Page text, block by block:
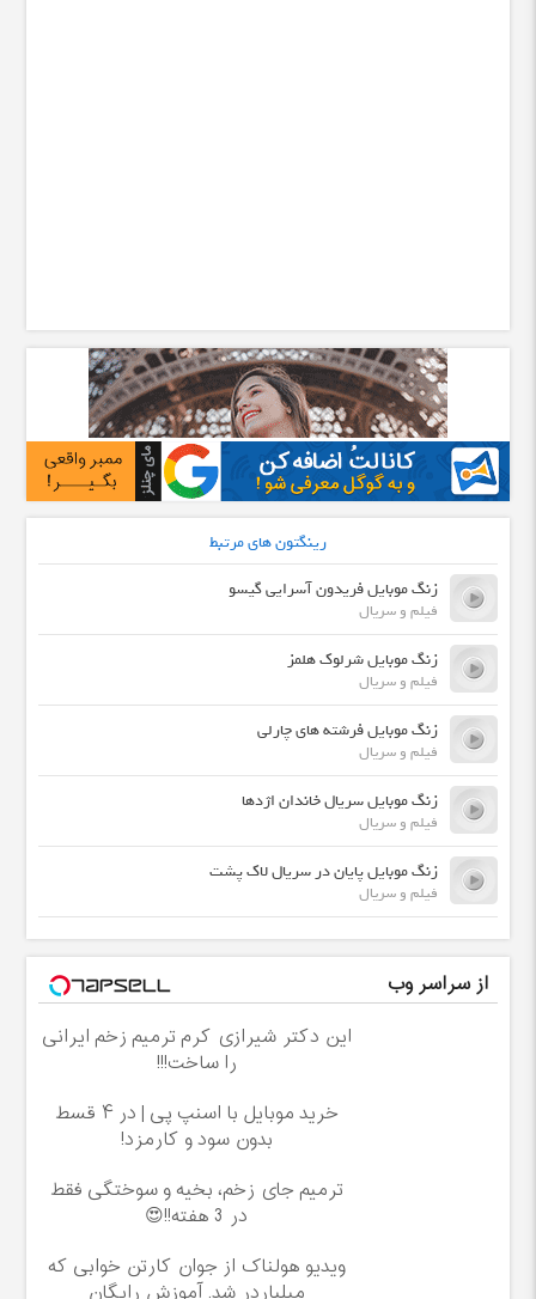
رینگتون های مرتبط
زنگ موبایل فریدون آسرایی گیسو
فیلم و سریال
زنگ موبایل شرلوک هلمز
فیلم و سریال
زنگ موبایل فرشته های چارلی
فیلم و سریال
زنگ موبایل سریال خاندان اژدها
فیلم و سریال
زنگ موبایل پایان در سریال لاک پشت
فیلم و سریال
از سراسر وب
این دکتر شیرازی کرم ترمیم زخم ایرانی
را ساخت!!!
خرید موبایل با اسنپ پی | در ۴ قسط
بدون سود و کارمزد!
ترمیم جای زخم، بخیه و سوختگی فقط
در 3 هفته!!😍
ویدیو هولناک از جوان کارتن خوابی که